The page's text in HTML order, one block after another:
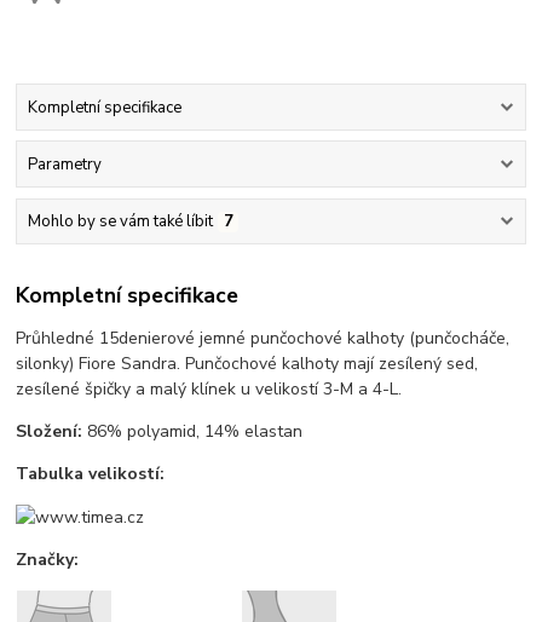
Kompletní specifikace
Parametry
Mohlo by se vám také líbit 7
Kompletní specifikace
Průhledné 15denierové jemné punčochové kalhoty (punčocháče,
silonky) Fiore Sandra. Punčochové kalhoty mají zesílený sed,
zesílené špičky a malý klínek u velikostí 3-M a 4-L.
Složení: 86% polyamid, 14% elastan
Tabulka velikostí:
Značky: